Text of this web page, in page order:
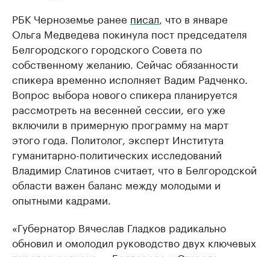
РБК Черноземье ранее писал, что в январе
Ольга Медведева покинула пост председателя
Белгородского городского Совета по
собственному желанию. Сейчас обязанности
спикера временно исполняет Вадим Радченко.
Вопрос выбора нового спикера планируется
рассмотреть на весенней сессии, его уже
включили в примерную программу на март
этого года. Политолог, эксперт Института
гуманитарно-политических исследований
Владимир Слатинов считает, что в Белгородской
области важен баланс между молодыми и
опытными кадрами.
«Губернатор Вячеслав Гладков радикально
обновил и омолодил руководство двух ключевых